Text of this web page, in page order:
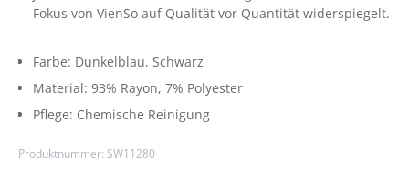
Fokus von VienSo auf Qualität vor Quantität widerspiegelt.
Farbe: Dunkelblau, Schwarz
Material: 93% Rayon, 7% Polyester
Pflege: Chemische Reinigung
Produktnummer: SW11280